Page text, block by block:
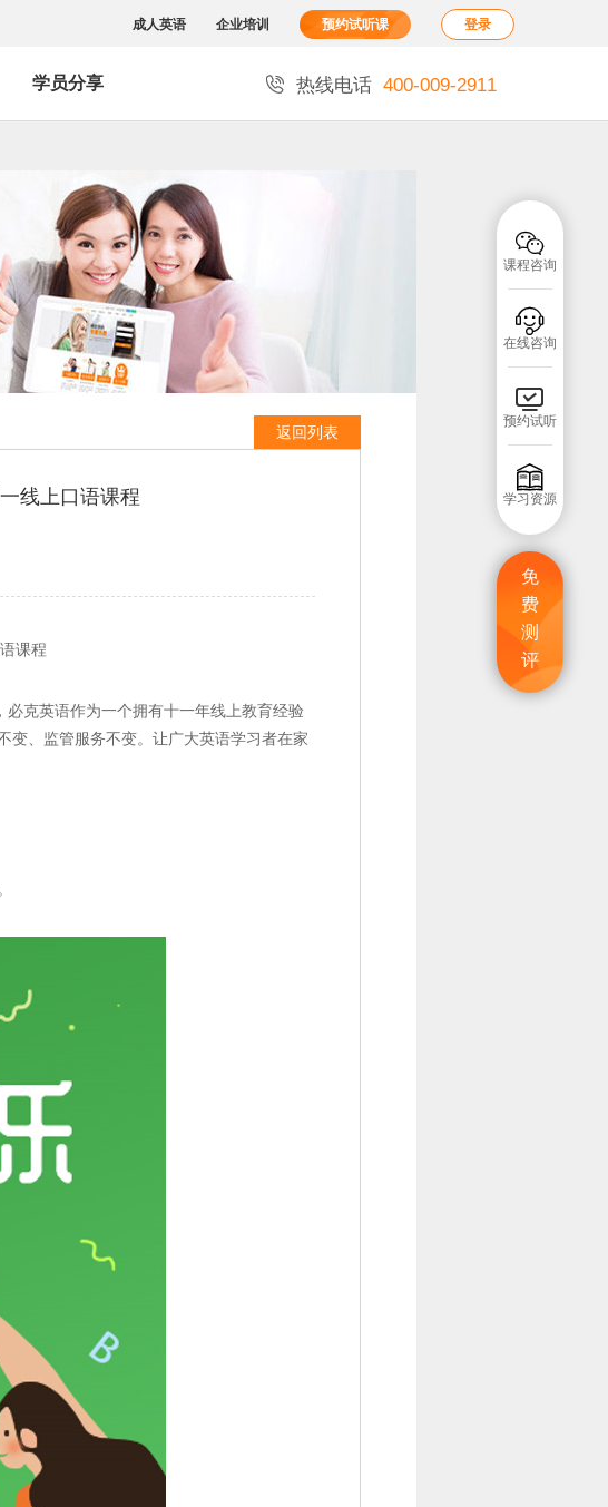
成人英语 企业培训 预约试听课 登录
学员分享  热线电话 400-009-2911

课程咨询

在线咨询

预约试听

学习资源
免
费
测
评
返回列表
线上口语课程
课程
克英语作为一个拥有十一年线上教育经验
变、监管服务不变。让广大英语学习者在家